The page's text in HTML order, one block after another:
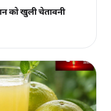
को खुली चेतावनी